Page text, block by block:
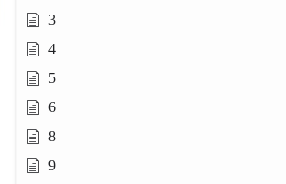
3
4
5
6
8
9